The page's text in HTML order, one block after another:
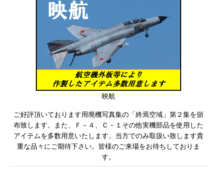
映航
ご好評頂いております用廃機写真集の「終焉空域」第２集を頒
布致します。また、Ｆ－４、Ｃ－１その他実機部品を使用した
アイテムを多数用意いたします。当方でのみ取扱い致します貴
重な品々にご期待下さい。皆様のご来場をお待ちしておりま
す。